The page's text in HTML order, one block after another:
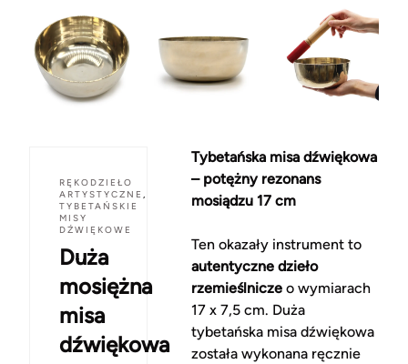
RĘKODZIEŁO
ARTYSTYCZNE ,
TYBETAŃSKIE
MISY
DŹWIĘKOWE
Duża
mosiężna
misa
dźwiękowa
Tybetańska misa dźwiękowa
– potężny rezonans
mosiądzu 17 cm
Ten okazały instrument to
autentyczne dzieło
rzemieślniczeo wymiarach
17 x 7,5 cm. Duża
tybetańska misa dźwiękowa
została wykonana ręcznie